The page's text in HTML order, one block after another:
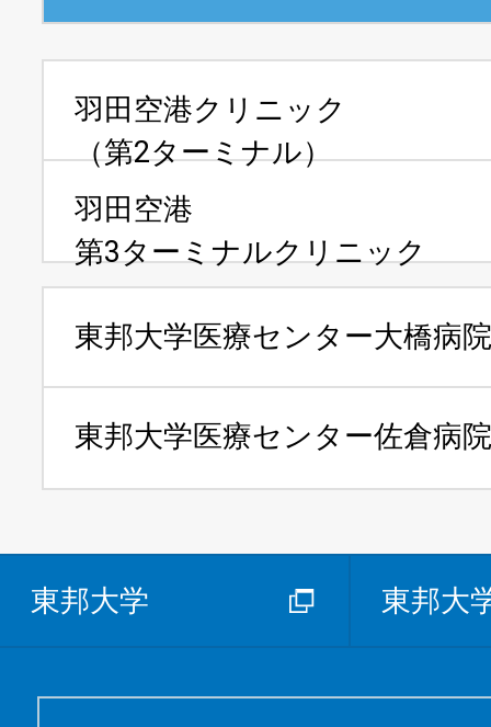
羽田空港クリニック
（第2ターミナル）
羽田空港
第3ターミナルクリニック
東邦大学医療センター大橋病
東邦大学医療センター佐倉病
東邦大学 東邦大